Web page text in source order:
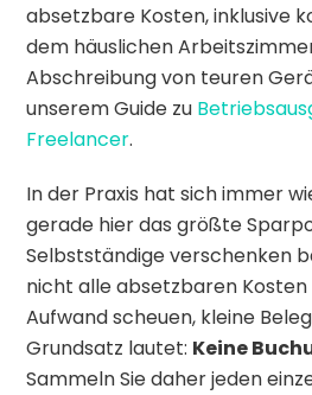
absetzbare Kosten, inklusive
dem häuslichen
Abschreibung von teuren
unserem Guide zu
Freelancer.
In der Praxis hat sich immer
gerade hier das größte
Selbstständige verschenken
nicht alle absetzbaren
Aufwand scheuen, kleine
Grundsatz lautet: Keine
Sammeln Sie daher jeden